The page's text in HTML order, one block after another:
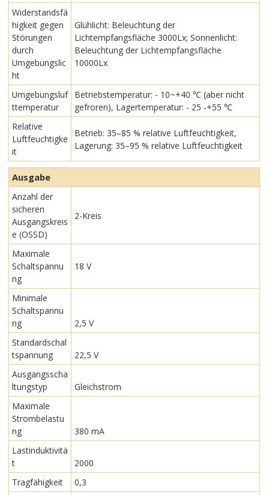
Widerstandsfä
higkeit gegen
Störungen
durch
Umgebungslic
ht
Glühlicht: Beleuchtung der
Lichtempfangsfläche 3000Lx; Sonnenlicht:
Beleuchtung der Lichtempfangsfläche
10000Lx
Umgebungsluf
ttemperatur
Betriebstemperatur: - 10~+40 ℃ (aber nicht
gefroren), Lagertemperatur: - 25 -+55 ℃
Relative
Luftfeuchtigke
it
Betrieb: 35–85 % relative Luftfeuchtigkeit,
Lagerung: 35–95 % relative Luftfeuchtigkeit
Ausgabe
Anzahl der
sicheren
Ausgangskreis
e (OSSD)
2-Kreis
Maximale
Schaltspannu
ng
18 V
Minimale
Schaltspannu
ng
2,5 V
Standardschal
tspannung
22,5 V
Ausgangsscha
ltungstyp
Gleichstrom
Maximale
Strombelastu
ng
380 mA
Lastinduktivitä
t
2000
Tragfähigkeit
0,3